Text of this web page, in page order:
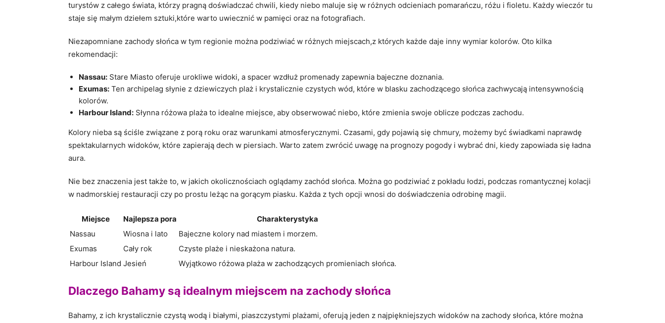
turystów z całego⁣ świata,⁣ którzy pragną doświadczać⁤ chwili, ⁤kiedy niebo maluje ⁤się ​w ​różnych‍ odcieniach pomarańczu, różu​ i fioletu. ⁤Każdy wieczór tu
staje⁢ się małym dziełem‍ sztuki,które warto​ uwiecznić w pamięci oraz na fotografiach.
Niezapomniane zachody​ słońca ‍w tym​ regionie można podziwiać w ‍różnych ‌miejscach,z ​których każde daje inny wymiar kolorów. Oto ‌kilka
rekomendacji:
Nassau: Stare Miasto oferuje urokliwe widoki, a spacer‌ wzdłuż promenady zapewnia bajeczne doznania.
Exumas: ⁢Ten archipelag słynie ‍z dziewiczych plaż i krystalicznie czystych ​wód, które w blasku zachodzącego ‍słońca zachwycają intensywnością
kolorów.
Harbour Island: Słynna różowa plaża to ⁣idealne miejsce, aby obserwować niebo, ⁢które‌ zmienia swoje oblicze ‍podczas zachodu.
Kolory nieba są⁤ ściśle ⁣związane z porą roku oraz⁤ warunkami atmosferycznymi. Czasami, gdy pojawią się chmury, możemy być ​świadkami naprawdę​
spektakularnych widoków, które zapierają dech w piersiach. Warto zatem zwrócić uwagę na prognozy‌ pogody‌ i wybrać dni, kiedy zapowiada się⁤ ładna
aura.
Nie bez ⁢znaczenia jest także to, w jakich okolicznościach oglądamy‌ zachód słońca. Można go podziwiać​ z pokładu‌ łodzi, podczas ​romantycznej ‌kolacji
w nadmorskiej restauracji​ czy po prostu ⁣leżąc na gorącym⁣ piasku. Każda z​ tych opcji ⁤wnosi do doświadczenia odrobinę ⁢magii.
Miejsce Najlepsza pora
Charakterystyka
Nassau
Wiosna i lato
Bajeczne kolory nad miastem⁣ i ⁤morzem.
Exumas
Cały rok
Czyste plaże i nieskażona ⁣natura.
Harbour Island Jesień Wyjątkowo różowa plaża w zachodzących promieniach słońca.
Dlaczego Bahamy są idealnym miejscem⁢ na‌ zachody słońca
Bahamy, z ich krystalicznie czystą wodą i białymi, piaszczystymi plażami,⁣ oferują jeden z najpiękniejszych⁣ widoków ‌na‍ zachody słońca, które można